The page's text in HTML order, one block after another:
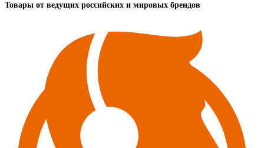
Товары от ведущих российских и мировых брендов